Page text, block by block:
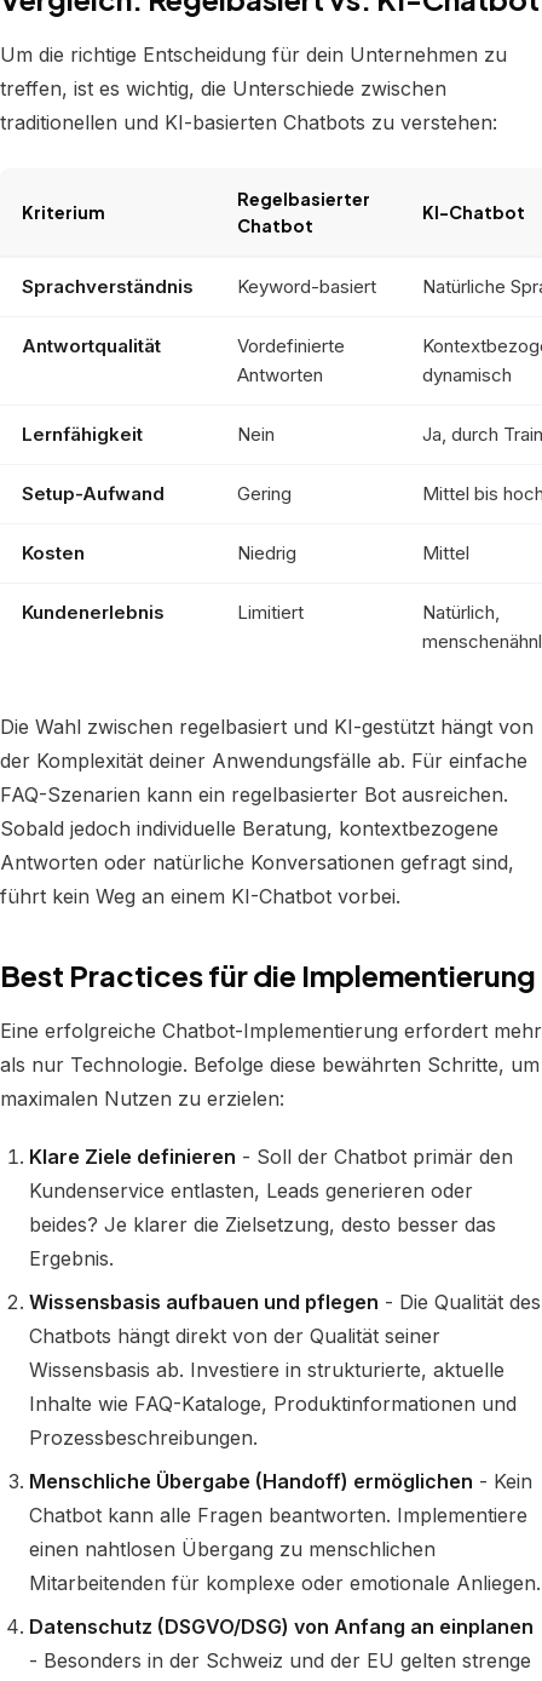
Um die richtige Entscheidung für dein Unternehmen zu
treffen, ist es wichtig, die Unterschiede zwischen
traditionellen und KI-basierten Chatbots zu verstehen:
Kriterium
Regelbasierter
Chatbot
KI-Chatbot
Sprachverständnis Keyword-basiert Natürliche
Antwortqualität
Vordefinierte
Antworten
dynamisch
Lernfähigkeit Nein Ja, durch
Setup-Aufwand Gering Mittel bis
Kosten Niedrig Mittel
Kundenerlebnis Limitiert
Natürlich,
Die Wahl zwischen regelbasiert und KI-gestützt hängt von
der Komplexität deiner Anwendungsfälle ab. Für einfache
FAQ-Szenarien kann ein regelbasierter Bot ausreichen.
Sobald jedoch individuelle Beratung, kontextbezogene
Antworten oder natürliche Konversationen gefragt sind,
führt kein Weg an einem KI-Chatbot vorbei.
Best Practices für die Implementierung
Eine erfolgreiche Chatbot-Implementierung erfordert mehr
als nur Technologie. Befolge diese bewährten Schritte, um
maximalen Nutzen zu erzielen:
Klare Ziele definieren - Soll der Chatbot primär den
Kundenservice entlasten, Leads generieren oder
beides? Je klarer die Zielsetzung, desto besser das
Ergebnis.
Wissensbasis aufbauen und pflegen - Die Qualität des
Chatbots hängt direkt von der Qualität seiner
Wissensbasis ab. Investiere in strukturierte, aktuelle
Inhalte wie FAQ-Kataloge, Produktinformationen und
Prozessbeschreibungen.
Menschliche Übergabe (Handoff) ermöglichen - Kein
Chatbot kann alle Fragen beantworten. Implementiere
einen nahtlosen Übergang zu menschlichen
Mitarbeitenden für komplexe oder emotionale Anliegen.
Datenschutz (DSGVO/DSG) von Anfang an einplanen
- Besonders in der Schweiz und der EU gelten strenge